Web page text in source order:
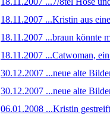
18.11.2007 ...Kristin aus
18.11.2007 ...braun könnte
18.11.2007 ...Catwoman,
30.12.2007 ...neue alte
30.12.2007 ...neue alte
06.01.2008 ...Kristin